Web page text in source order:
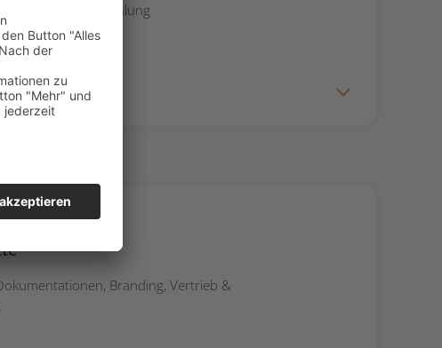
bis Ausstrahlung
GmbH
Branding, Vertrieb &